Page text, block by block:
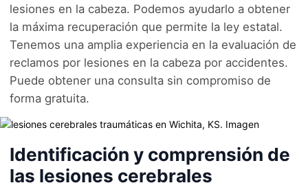
lesiones en la cabeza. Podemos ayudarlo a obtener
la máxima recuperación que permite la ley estatal.
Tenemos una amplia experiencia en la evaluación de
reclamos por lesiones en la cabeza por accidentes.
Puede obtener una consulta sin compromiso de
forma gratuita.
Identificación y comprensión de
las lesiones cerebrales